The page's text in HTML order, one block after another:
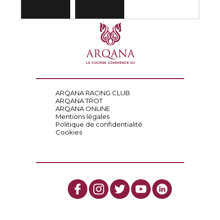
ARQANA RACING CLUB
ARQANA TROT
ARQANA ONLINE
Mentions légales
Politique de confidentialité
Cookies